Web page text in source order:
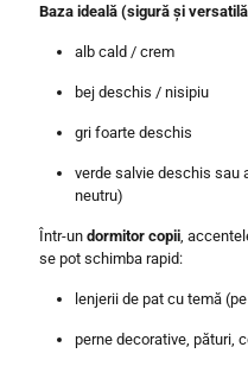
Baza ideală (sigură și
alb cald / crem
bej deschis / nisipiu
gri foarte deschis
verde salvie deschis sau
neutru)
Într-un dormitor copii ,
se pot schimba rapid:
lenjerii de pat cu temă
perne decorative, pături,